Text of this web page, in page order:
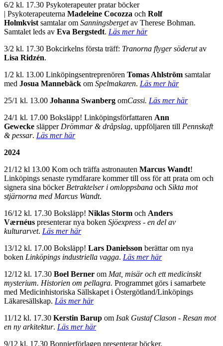
6/2 kl. 17.30 Psykoterapeuter pratar böcker
| Psykoterapeuterna Madeleine Cocozza och Rolf
Holmkvist samtalar om Sanningsbergetav Therese Bohman.
Samtalet leds av Eva Bergstedt. Läs mer här
3/2 kl. 17.30 Bokcirkelns första träff: Tranorna flyger söderutav
Lisa Ridzén.
1/2 kl. 13.00 Linköpingsentreprenören Tomas Ahlström samtalar
med Josua Mannebäck om Spelmakaren. Läs mer här
25/1 kl. 13.00 Johanna Swanberg omCassi. Läs mer här
24/1 kl. 17.00 Boksläpp! Linköpingsförfattaren Ann
Gewecke släpper Drömmar & dråpslag, uppföljaren till Pennskaft
& pessar. Läs mer här
2024
21/12 kl 13.00 Kom och träffa astronauten Marcus Wandt!
Linköpings senaste rymdfarare kommer till oss för att prata om och
signera sina böcker Betraktelser i omloppsbana och Sikta mot
stjärnorna med Marcus Wandt.
16/12 kl. 17.30 Boksläpp! Niklas Storm och Anders
Værnéus presenterar nya boken Sjöexpress - en del av
kulturarvet. Läs mer här
13/12 kl. 17.00 Boksläpp! Lars Danielsson berättar om nya
boken Linköpings industriella vagga. Läs mer här
12/12 kl. 17.30 Boel Berner om Mat, misär och ett medicinskt
mysterium. Historien om pellagra. Programmet görs i samarbete
med Medicinhistoriska Sällskapet i Östergötland/Linköpings
Läkaresällskap. Läs mer här
11/12 kl. 17.30 Kerstin Barup om Isak Gustaf Clason - Resan mot
en ny arkitektur. Läs mer här
9/12 kl. 17.30 Bonnierförlagen presenterar böcker.